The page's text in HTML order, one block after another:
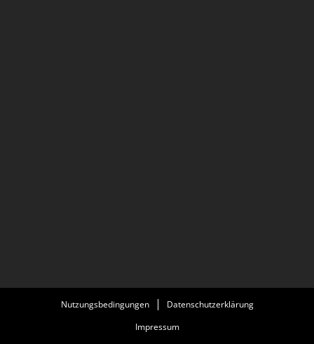
Nutzungsbedingungen
Datenschutzerklärung
Impressum